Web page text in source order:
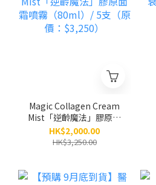
Magic Collagen Cream
Mist「逆齡魔法」膠原面
霜噴霧（80ml）/ 5支
（原價：$3,250）
HK$2,000.00
HK$3,250.00